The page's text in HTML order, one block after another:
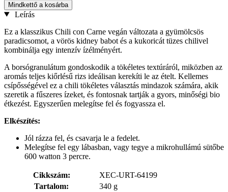
Mindkettő a kosárba
Leírás
Ez a klasszikus Chili con Carne vegán változata a gyümölcsös
paradicsomot, a vörös kidney babot és a kukoricát tüzes chilivel
kombinálja egy intenzív ízélményért.
A borsógranulátum gondoskodik a tökéletes textúráról, miközben az
aromás teljes kiőrlésű rizs ideálisan kerekíti le az ételt. Kellemes
csípősségével ez a chili tökéletes választás mindazok számára, akik
szeretik a fűszeres ízeket, és fontosnak tartják a gyors, minőségi bio
étkezést. Egyszerűen melegítse fel és fogyassza el.
Elkészítés:
Jól rázza fel, és csavarja le a fedelet.
Melegítse fel egy lábasban, vagy tegye a mikrohullámú sütőbe
600 watton 3 percre.
Cikkszám:
XEC-URT-64199
Tartalom:
340 g